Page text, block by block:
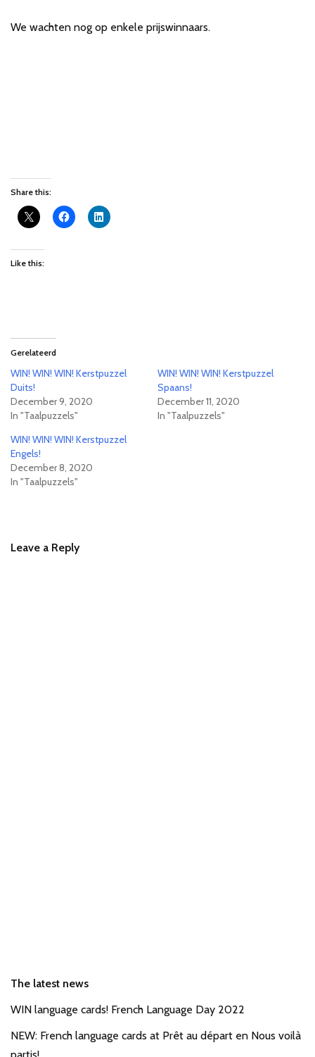
We wachten nog op enkele prijswinnaars.
Share this:
Like this:
Gerelateerd
WIN! WIN! WIN! Kerstpuzzel
Duits!
December 9, 2020
In "Taalpuzzels"
WIN! WIN! WIN! Kerstpuzzel
Spaans!
December 11, 2020
In "Taalpuzzels"
WIN! WIN! WIN! Kerstpuzzel
Engels!
December 8, 2020
In "Taalpuzzels"
Leave a Reply
The latest news
WIN language cards! French Language Day 2022
NEW: French language cards at Prêt au départ en Nous voilà